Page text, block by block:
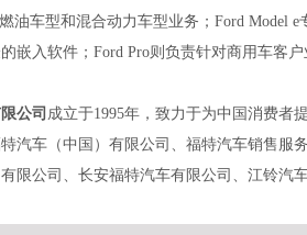
油车型和混合动力车型业务；Ford Model
嵌入软件；Ford Pro则负责针对商用车客
公司 成立于1995年，致力于为中国消费者
汽车（中国）有限公司、福特汽车销售服
限公司、长安福特汽车有限公司、江铃汽